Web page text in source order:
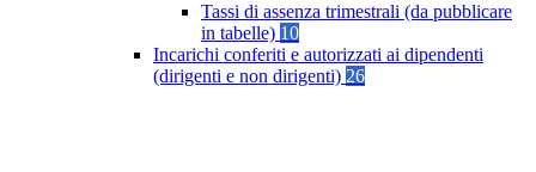
Tassi di assenza trimestrali (da pubblicare
in tabelle) 10
Incarichi conferiti e autorizzati ai dipendenti
(dirigenti e non dirigenti) 26